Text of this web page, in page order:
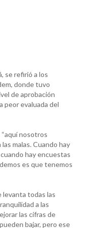
se refirió a los
donde tuvo
de aprobación
peor evaluada del
nosotros
malas. Cuando hay
hay encuestas
es que tenemos
levanta todas las
a las
las cifras de
bajar, pero ese